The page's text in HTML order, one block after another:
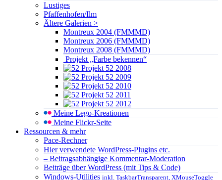
Lustiges
Pfaffenhofen/Ilm
Ältere Galerien >
Montreux 2004 (FMMMD)
Montreux 2006 (FMMMD)
Montreux 2008 (FMMMD)
Projekt „Farbe bekennen“
Projekt 52 2008
Projekt 52 2009
Projekt 52 2010
Projekt 52 2011
Projekt 52 2012
Meine Lego-Kreationen
Meine Flickr-Seite
Ressourcen & mehr
Pace-Rechner
Hier verwendete WordPress-Plugins etc.
– Beitragsabhängige Kommentar-Moderation
Beiträge über WordPress (mit Tips & Code)
Windows-Utilities inkl. TaskbarTransparent, XMouseToggle